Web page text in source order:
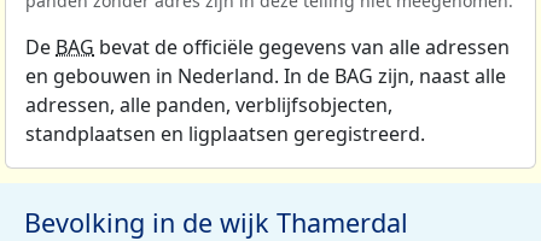
De BAG bevat de officiële gegevens van alle adressen
en gebouwen in Nederland. In de BAG zijn, naast alle
adressen, alle panden, verblijfsobjecten,
standplaatsen en ligplaatsen geregistreerd.
Bevolking in de wijk Thamerdal